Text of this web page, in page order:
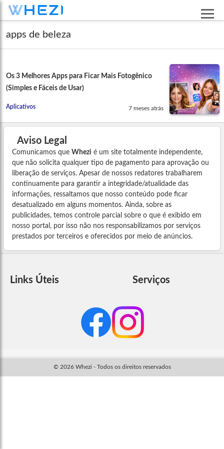
apps de beleza
Os 3 Melhores Apps para Ficar Mais Fotogênico
(Simples e Fáceis de Usar)
Aplicativos 7 meses atrás
Aviso Legal
Comunicamos que Whezi é um site totalmente independente,
que não solicita qualquer tipo de pagamento para aprovação ou
liberação de serviços. Apesar de nossos redatores trabalharem
continuamente para garantir a integridade/atualidade das
informações, ressaltamos que nosso conteúdo pode ficar
desatualizado em alguns momentos. Ainda, sobre as
publicidades, temos controle parcial sobre o que é exibido em
nosso portal, por isso não nos responsabilizamos por serviços
prestados por terceiros e oferecidos por meio de anúncios.
Links Úteis Serviços
© 2026 Whezi - Todos os direitos reservados